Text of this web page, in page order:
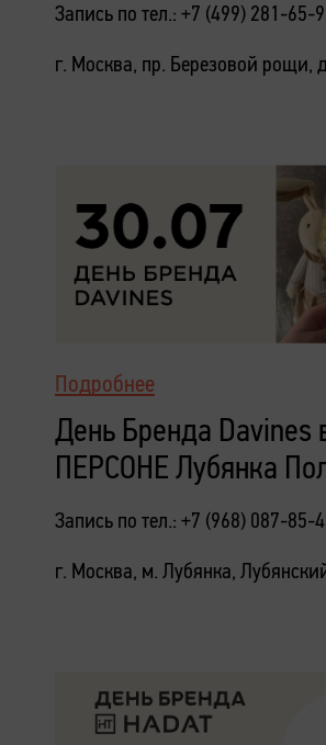
Запись по тел.: +7 (499) 281-65-
г. Москва, пр. Березовой рощи,
Подробнее
День Бренда Davines
ПЕРСОНЕ Лубянка
Запись по тел.: +7 (968) 087-85-
г. Москва, м. Лубянка,